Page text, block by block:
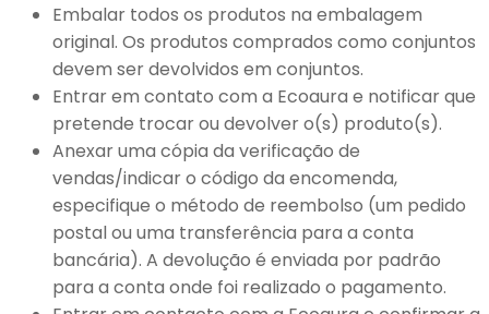
Embalar todos os produtos na embalagem
original. Os produtos comprados como conjuntos
devem ser devolvidos em conjuntos.
Entrar em contato com a Ecoaura e notificar que
pretende trocar ou devolver o(s) produto(s).
Anexar uma cópia da verificação de
vendas/indicar o código da encomenda,
especifique o método de reembolso (um pedido
postal ou uma transferência para a conta
bancária). A devolução é enviada por padrão
para a conta onde foi realizado o pagamento.